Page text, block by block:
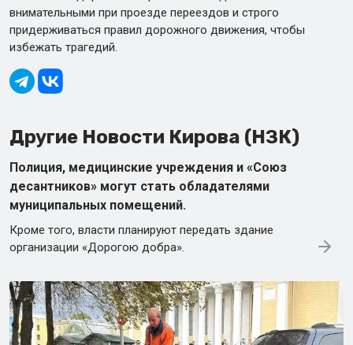
внимательными при проезде переездов и строго
придерживаться правил дорожного движения, чтобы
избежать трагедий.
Другие Новости Кирова (НЗК)
Полиция, медицинские учреждения и «Союз
десантников» могут стать обладателями
муниципальных помещений.
Кроме того, власти планируют передать здание
организации «Дорогою добра».